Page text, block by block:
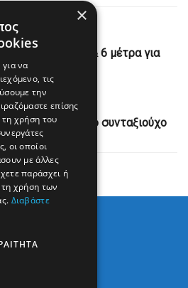
Post
Πακέτο με 12 & 6 μέτρα για
και Αμυνα
Next Post
στον 70χρονο συνταξιούχο
×
να
τις
την
επίσης
τη χρήση του
οι οποίοι
με άλλες
παράσχει ή
χρήση των
Διαβάστε